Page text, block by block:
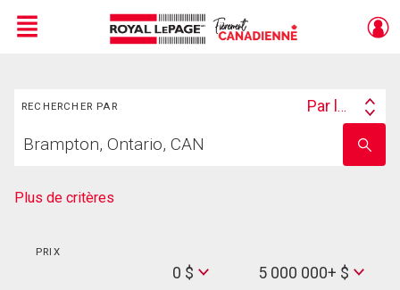
Menu
RECHERCHER PAR
Search
Par lieu
votre
nom
Plus de critères
PRIX
0 $
Max
5 000 000+ $